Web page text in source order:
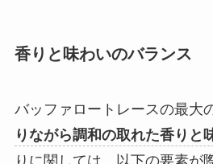
香りと味わいのバランス
バッファロートレースの最大
りながら調和の取れた香りと